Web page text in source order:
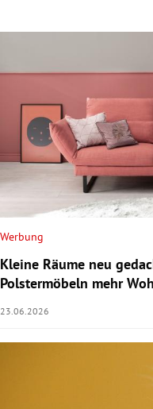
Untermenü
Werbung
Kleine Räume neu
Polstermöbeln mehr
23.06.2026